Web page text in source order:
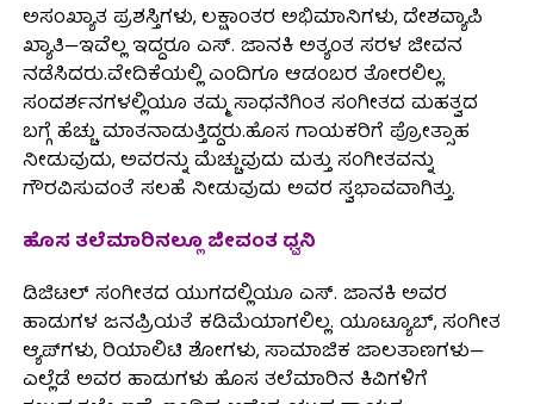
ಅಸಂಖ್ಯಾತ ಪ್ರಶಸ್ತಿಗಳು, ಲಕ್ಷಾಂತರ ಅಭಿಮಾನಿಗಳು, ದೇಶವ್ಯಾಪಿ
ಖ್ಯಾತಿ—ಇವೆಲ್ಲ ಇದ್ದರೂ ಎಸ್. ಜಾನಕಿ ಅತ್ಯಂತ ಸರಳ ಜೀವನ
ನಡೆಸಿದರು.ವೇದಿಕೆಯಲ್ಲಿ ಎಂದಿಗೂ ಆಡಂಬರ ತೋರಲಿಲ್ಲ.
ಸಂದರ್ಶನಗಳಲ್ಲಿಯೂ ತಮ್ಮ ಸಾಧನೆಗಿಂತ ಸಂಗೀತದ ಮಹತ್ವದ
ಬಗ್ಗೆ ಹೆಚ್ಚು ಮಾತನಾಡುತ್ತಿದ್ದರು.ಹೊಸ ಗಾಯಕರಿಗೆ ಪ್ರೋತ್ಸಾಹ
ನೀಡುವುದು, ಅವರನ್ನು ಮೆಚ್ಚುವುದು ಮತ್ತು ಸಂಗೀತವನ್ನು
ಗೌರವಿಸುವಂತೆ ಸಲಹೆ ನೀಡುವುದು ಅವರ ಸ್ವಭಾವವಾಗಿತ್ತು.
ಹೊಸ ತಲೆಮಾರಿನಲ್ಲೂ ಜೀವಂತ ಧ್ವನಿ
ಡಿಜಿಟಲ್ ಸಂಗೀತದ ಯುಗದಲ್ಲಿಯೂ ಎಸ್. ಜಾನಕಿ ಅವರ
ಹಾಡುಗಳ ಜನಪ್ರಿಯತೆ ಕಡಿಮೆಯಾಗಲಿಲ್ಲ. ಯೂಟ್ಯೂಬ್, ಸಂಗೀತ
ಆ್ಯಪ್‌ಗಳು, ರಿಯಾಲಿಟಿ ಶೋಗಳು, ಸಾಮಾಜಿಕ ಜಾಲತಾಣಗಳು—
ಎಲ್ಲೆಡೆ ಅವರ ಹಾಡುಗಳು ಹೊಸ ತಲೆಮಾರಿನ ಕಿವಿಗಳಿಗೆ